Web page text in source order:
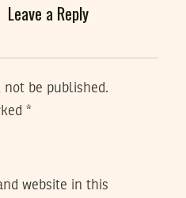
Leave a Reply
be published.
*
website in this